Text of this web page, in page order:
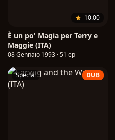
10.00
È un po' Magia per Terry e
Maggie (ITA)
08 Gennaio 1993 · 51 ep
Special DUB